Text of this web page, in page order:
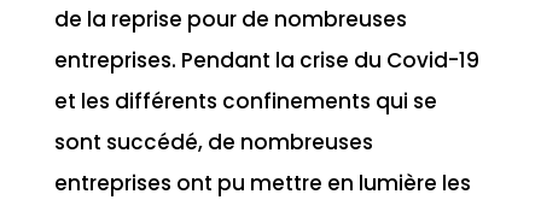
de la reprise pour de nombreuses
entreprises. Pendant la crise du Covid-19
et les différents confinements qui se
sont succédé, de nombreuses
entreprises ont pu mettre en lumière les